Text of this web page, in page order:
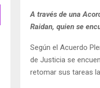
A través de una
Raidan, quien se
Según el Acuerdo
de Justicia se
retomar sus tareas